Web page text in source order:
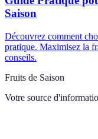
Saison
Découvrez comment
pratique. Maximisez la
conseils.
Fruits de Saison
Votre source